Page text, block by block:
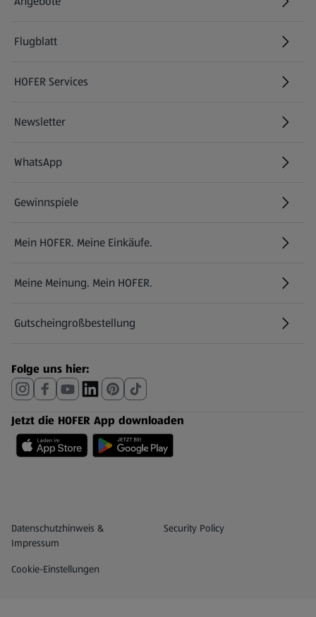
Flugblatt
HOFER Services
Newsletter
WhatsApp
Gewinnspiele
Mein HOFER. Meine Einkäufe.
Meine Meinung. Mein HOFER.
Gutscheingroßbestellung
(öffnet in einem neuen Tab)
Folge uns hier:
Jetzt die HOFER App downloaden
Datenschutz- und Richtlinienmenü
Datenschutzhinweis &
Impressum
Security Policy
(öffnet in einem neuen Tab)
Cookie-Einstellungen